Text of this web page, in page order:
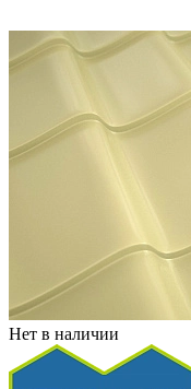
Нет в наличии